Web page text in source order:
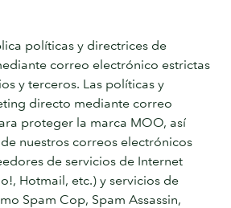
políticas y directrices de
correo electrónico estrictas
y terceros. Las políticas y
directo mediante correo
proteger la marca MOO, así
nuestros correos electrónicos
de servicios de Internet
Hotmail, etc.) y servicios de
Spam Cop, Spam Assassin,